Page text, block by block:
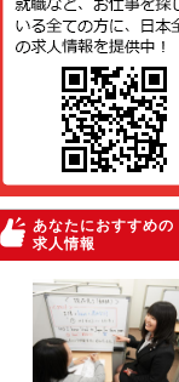
あなたにおすすめの
求人情報